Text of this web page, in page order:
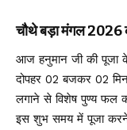
चौथे बड़ा मंगल 2026
आज हनुमान जी की पूजा
दोपहर 02 बजकर 02
लगाने से विशेष पुण्य फल
इस शुभ समय में पूजा करने